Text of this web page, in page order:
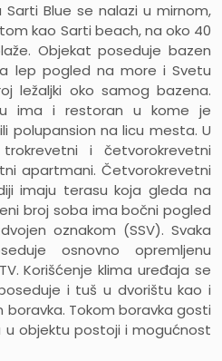
Blue se nalazi u mirnom,
kao Sarti beach, na oko 40
Objekat poseduje bazen
lep pogled na more i Svetu
ležaljki oko samog bazena.
ima i restoran u kome je
polupansion na licu mesta. U
i četvorokrevetni
apartmani. Četvorokrevetni
imaju terasu koja gleda na
broj soba ima bočni pogled
oznakom (SSV). Svaka
osnovno opremljenu
Korišćenje klima uređaja se
i tuš u dvorištu kao i
Tokom boravka gosti
u objektu postoji i mogućnost